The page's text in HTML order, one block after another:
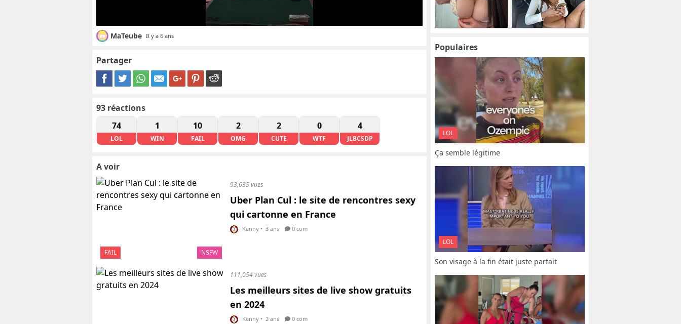
MaTeube Il y a 6 ans
Partager
93 réactions
74
LOL
1
WIN
10
FAIL
2
OMG
2
CUTE
0
WTF
4
JLBCSDP
A voir
FAIL NSFW
93,635 vues
Uber Plan Cul : le site de rencontres sexy
qui cartonne en France
Kenny • 3 ans 0 com
111,054 vues
Les meilleurs sites de live show gratuits
en 2024
Kenny • 2 ans 0 com
Populaires
LOL
Ça semble légitime
LOL
Son visage à la fin était juste parfait